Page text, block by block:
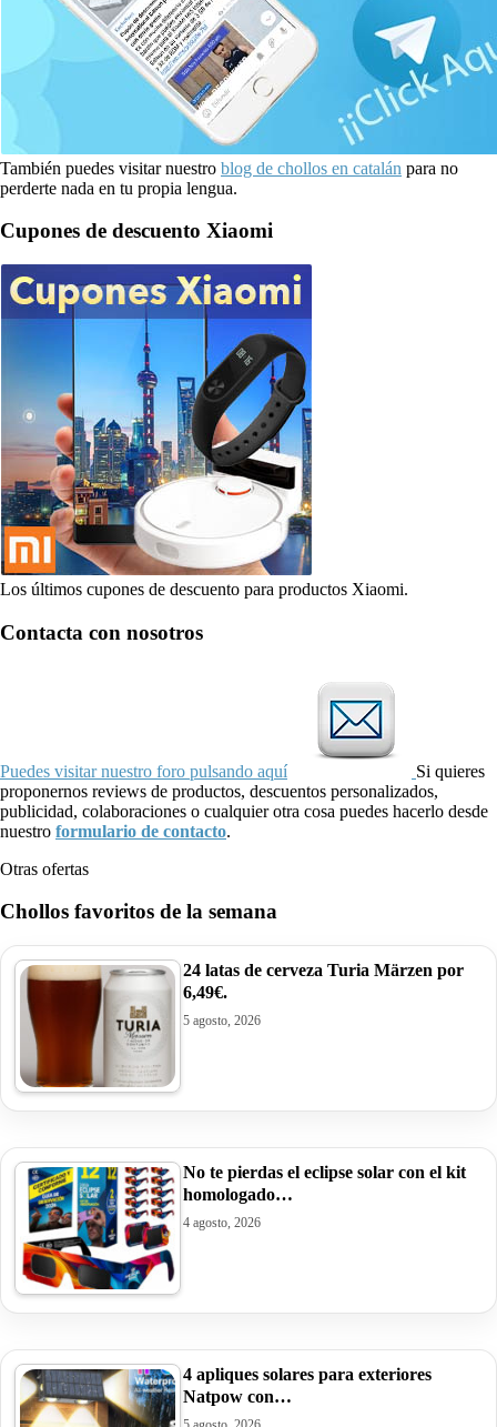
También puedes visitar nuestro blog de chollos en catalán para no
perderte nada en tu propia lengua.
Cupones de descuento Xiaomi
Los últimos cupones de descuento para productos Xiaomi.
Contacta con nosotros
Puedes visitar nuestro foro pulsando aquí
Si quieres
proponernos reviews de productos, descuentos personalizados,
publicidad, colaboraciones o cualquier otra cosa puedes hacerlo desde
nuestro formulario de contacto.
Otras ofertas
Chollos favoritos de la semana
24 latas de cerveza Turia Märzen por
6,49€.
5 agosto, 2026
No te pierdas el eclipse solar con el kit
homologado…
4 agosto, 2026
4 apliques solares para exteriores
Natpow con…